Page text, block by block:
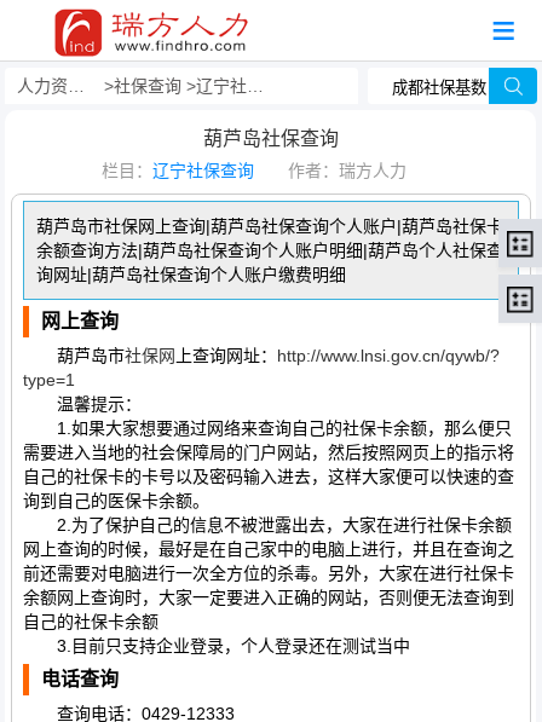
社保查询 辽宁社保查询
葫芦岛社保查询
栏目： 辽宁社保查询 作者：瑞方人力
葫芦岛市社保网上查询|葫芦岛社保查询个人账户|葫芦岛社保卡
余额查询方法|葫芦岛社保查询个人账户明细|葫芦岛个人社保查
询网址|葫芦岛社保查询个人账户缴费明细
网上查询
葫芦岛市社保网 上查询网址： http://www.lnsi.gov.cn/qywb/?
type=1
温馨提示：
1.如果大家想要通过网络来查询自己的社保卡余额，那么便只
需要进入当地的社会保障局的门户网站，然后按照网页上的指示将
自己的社保卡的卡号以及密码输入进去，这样大家便可以快速的查
询到自己的医保卡余额。
2.为了保护自己的信息不被泄露出去，大家在进行社保卡余额
网上查询的时候，最好是在自己家中的电脑上进行，并且在查询之
前还需要对电脑进行一次全方位的杀毒。另外，大家在进行社保卡
余额网上查询时，大家一定要进入正确的网站，否则便无法查询到
自己的社保卡余额
3.目前只支持企业登录，个人登录还在测试当中
电话查询
查询电话：0429-12333